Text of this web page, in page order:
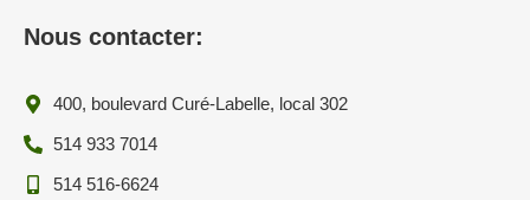
Nous contacter:
400, boulevard Curé-Labelle, local 302
514 933 7014
514 516-6624